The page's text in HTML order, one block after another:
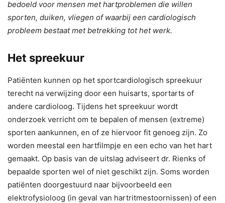
bedoeld voor mensen met hartproblemen die willen
sporten, duiken, vliegen of waarbij een cardiologisch
probleem bestaat met betrekking tot het werk.
Het spreekuur
Patiënten kunnen op het sportcardiologisch spreekuur
terecht na verwijzing door een huisarts, sportarts of
andere cardioloog. Tijdens het spreekuur wordt
onderzoek verricht om te bepalen of mensen (extreme)
sporten aankunnen, en of ze hiervoor fit genoeg zijn. Zo
worden meestal een hartfilmpje en een echo van het hart
gemaakt. Op basis van de uitslag adviseert dr. Rienks of
bepaalde sporten wel of niet geschikt zijn. Soms worden
patiënten doorgestuurd naar bijvoorbeeld een
elektrofysioloog (in geval van hartritmestoornissen) of een